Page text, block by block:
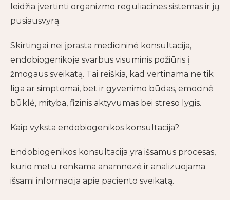
leidžia įvertinti organizmo reguliacines sistemas ir jų
pusiausvyrą.
Skirtingai nei įprasta medicininė konsultacija,
endobiogenikoje svarbus visuminis požiūris į
žmogaus sveikatą. Tai reiškia, kad vertinama ne tik
liga ar simptomai, bet ir gyvenimo būdas, emocinė
būklė, mityba, fizinis aktyvumas bei streso lygis.
Kaip vyksta endobiogenikos konsultacija?
Endobiogenikos konsultacija yra išsamus procesas,
kurio metu renkama anamnezė ir analizuojama
išsami informacija apie paciento sveikatą.